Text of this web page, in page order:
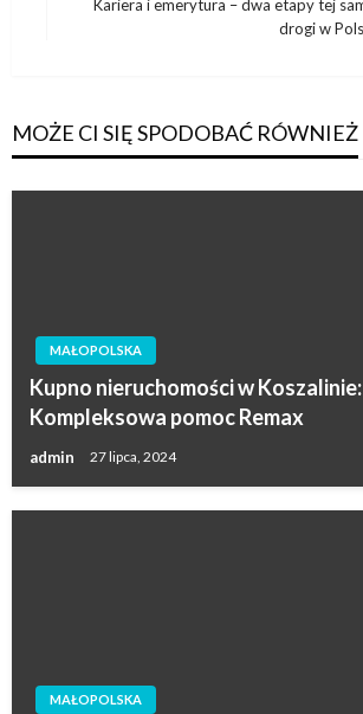
Kariera i emerytura – dwa etapy tej
drogi w
MOŻE CI SIĘ SPODOBAĆ RÓWNIEŻ
MAŁOPOLSKA
Kupno nieruchomości w Koszalinie:
Kompleksowa pomoc Remax
admin 27 lipca, 2024
MAŁOPOLSKA